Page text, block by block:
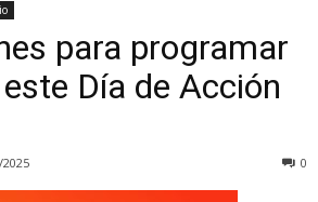
para programar
Día de Acción
0